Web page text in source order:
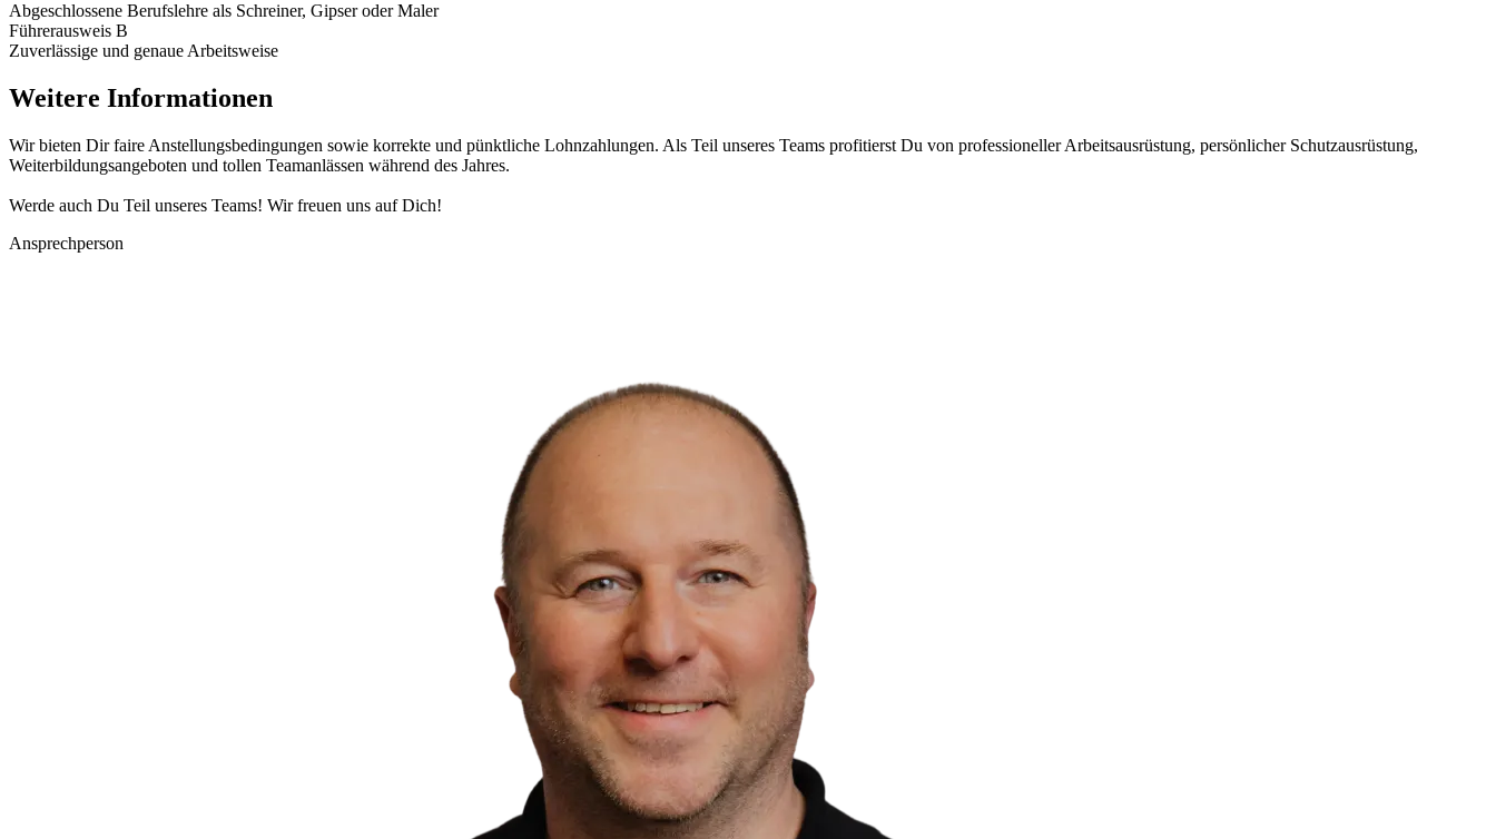
Abgeschlossene Berufslehre als Schreiner, Gipser oder Maler
Führerausweis B
Zuverlässige und genaue Arbeitsweise
Weitere Informationen
Wir bieten Dir faire Anstellungsbedingungen sowie korrekte und pünktliche Lohnzahlungen. Als Teil unseres Teams profitierst Du von professioneller Arbeitsausrüstung, persönlicher Schutzausrüstung,
Weiterbildungsangeboten und tollen Teamanlässen während des Jahres.
Werde auch Du Teil unseres Teams! Wir freuen uns auf Dich!
Ansprechperson